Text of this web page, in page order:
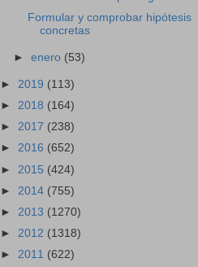
Formular y comprobar hipótesis
concretas
►enero (53)
► 2019 (113)
► 2018 (164)
► 2017 (238)
► 2016 (652)
► 2015 (424)
► 2014 (755)
► 2013 (1270)
► 2012 (1318)
► 2011 (622)